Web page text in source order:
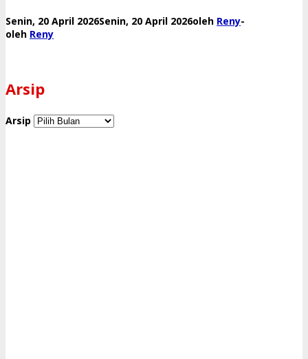
Senin, 20 April 2026Senin, 20 April 2026oleh Reny-
oleh Reny
Arsip
Arsip